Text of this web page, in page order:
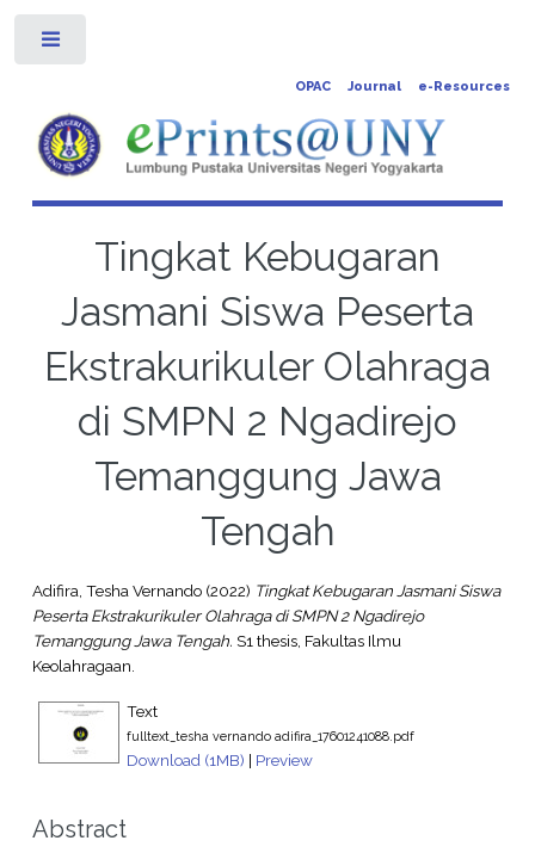
OPAC Journal e-Resources
Tingkat Kebugaran
Jasmani Siswa Peserta
Ekstrakurikuler Olahraga
di SMPN 2 Ngadirejo
Temanggung Jawa
Tengah
Adifira, Tesha Vernando(2022) Tingkat Kebugaran Jasmani Siswa
Peserta Ekstrakurikuler Olahraga di SMPN 2 Ngadirejo
Temanggung Jawa Tengah. S1 thesis, Fakultas Ilmu
Keolahragaan.
Text
fulltext_tesha vernando adifira_17601241088.pdf
Download (1MB) | Preview
Abstract